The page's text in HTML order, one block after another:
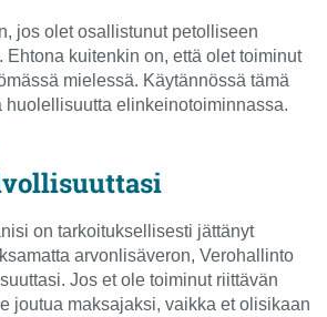
jos olet osallistunut petolliseen
Ehtona kuitenkin on, että olet toiminut
mielessä. Käytännössä tämä
huolellisuutta elinkeinotoiminnassa.
on tarkoituksellisesti jättänyt
arvonlisäveron, Verohallinto
Jos et ole toiminut riittävän
joutua maksajaksi, vaikka et olisikaan